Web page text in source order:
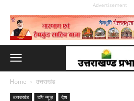
Advertisement
Home उत्तराखंड
उत्तराखंड टॉप न्यूज़ देश